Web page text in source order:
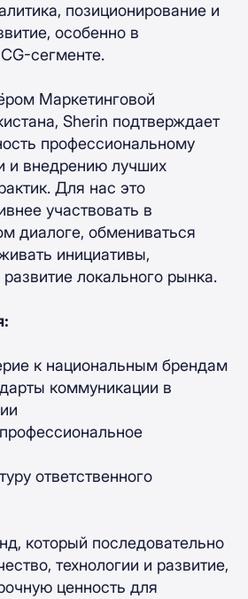
позиционирование и
особенно в
сегменте.
Маркетинговой
Sherin подтверждает
профессиональному
и внедрению лучших
Для нас это
участвовать в
диалоге, обмениваться
инициативы,
локального рынка.
к национальным брендам
коммуникации в
ответственного
который последовательно
технологии и развитие,
ценность для